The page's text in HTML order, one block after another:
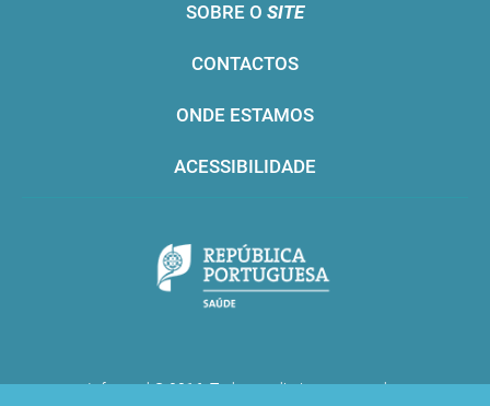
SOBRE O SITE
CONTACTOS
ONDE ESTAMOS
ACESSIBILIDADE
Infarmed © 2016. Todos os direitos reservados